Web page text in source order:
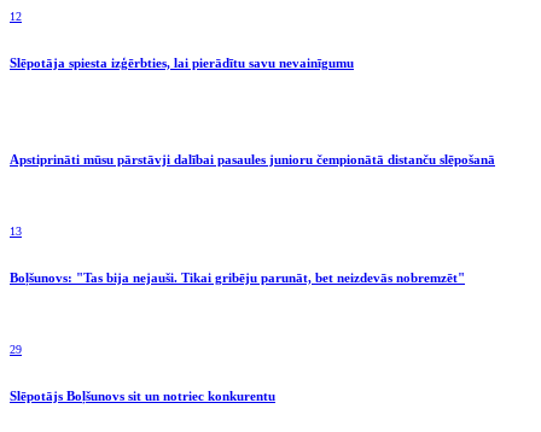
12
Slēpotāja spiesta izģērbties, lai pierādītu savu nevainīgumu
Apstiprināti mūsu pārstāvji dalībai pasaules junioru čempionātā distanču slēpošanā
13
Boļšunovs: "Tas bija nejauši. Tikai gribēju parunāt, bet neizdevās nobremzēt"
29
Slēpotājs Boļšunovs sit un notriec konkurentu